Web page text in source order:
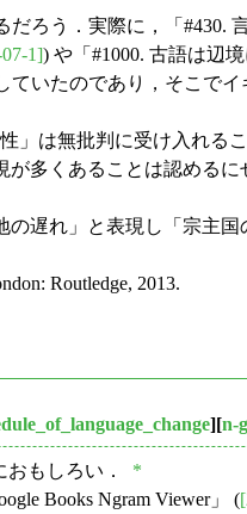
ろう．実際に，「#430.
1]) や「#1000. 古語は辺
いたのであり，そこで
」は無批判に受け入れ
多くあることは認める
遅れ」と表現し「宗主国
Routledge, 2013.
][n-
おもしろい． *
Books Ngram Viewer」 (